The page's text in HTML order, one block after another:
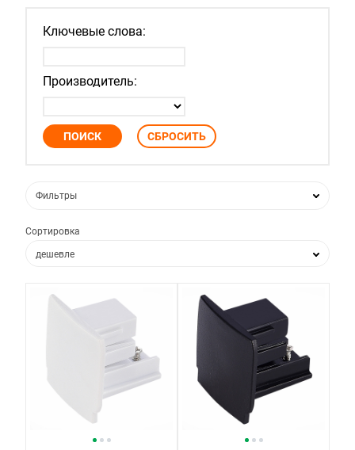
Ключевые слова:
Производитель:
Фильтры
Сортировка
дешевле
по популярности